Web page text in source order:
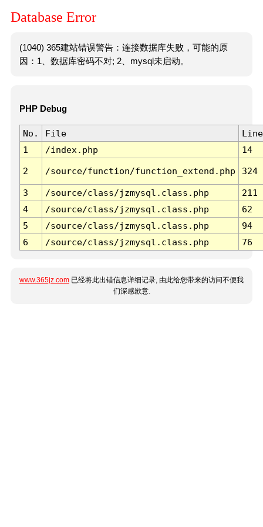
Database Error
(1040) 365建站错误警告：连接数据库失败，可能的原
因：1、数据库密码不对; 2、mysql未启动。
PHP Debug
No. File
Line
1
/index.php 14
2 /source/function/function_extend.php 324
3 /source/class/jzmysql.class.php
211
4
/source/class/jzmysql.class.php
62
5
/source/class/jzmysql.class.php
94
6
/source/class/jzmysql.class.php 76
www.365jz.com 已经将此出错信息详细记录, 由此给您带来的访问不便我
们深感歉意.